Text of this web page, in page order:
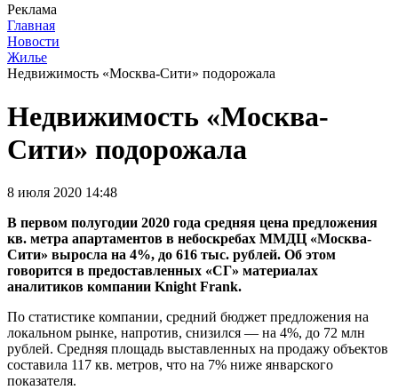
Реклама
Главная
Новости
Жилье
Недвижимость «Москва-Сити» подорожала
Недвижимость «Москва-
Сити» подорожала
8 июля 2020 14:48
В первом полугодии 2020 года средняя цена предложения
кв. метра апартаментов в небоскребах ММДЦ «Москва-
Сити» выросла на 4%, до 616 тыс. рублей. Об этом
говорится в предоставленных «СГ» материалах
аналитиков компании Knight Frank.
По статистике компании, средний бюджет предложения на
локальном рынке, напротив, снизился — на 4%, до 72 млн
рублей. Средняя площадь выставленных на продажу объектов
составила 117 кв. метров, что на 7% ниже январского
показателя.